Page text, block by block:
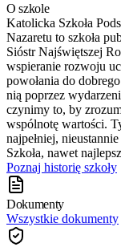
O szkole
Katolicka Szkoła
Nazaretu to szkoła
Sióstr Najświętszej
wspieranie rozwoju
powołania do
nią poprzez
czynimy to, by
wspólnotę wartości.
najpełniej,
Szkoła, nawet
Poznaj historię szkoły
Dokumenty
Wszystkie dokumenty